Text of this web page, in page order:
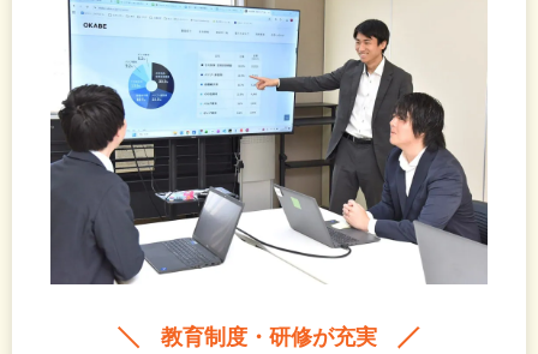
教育制度・研修が充実